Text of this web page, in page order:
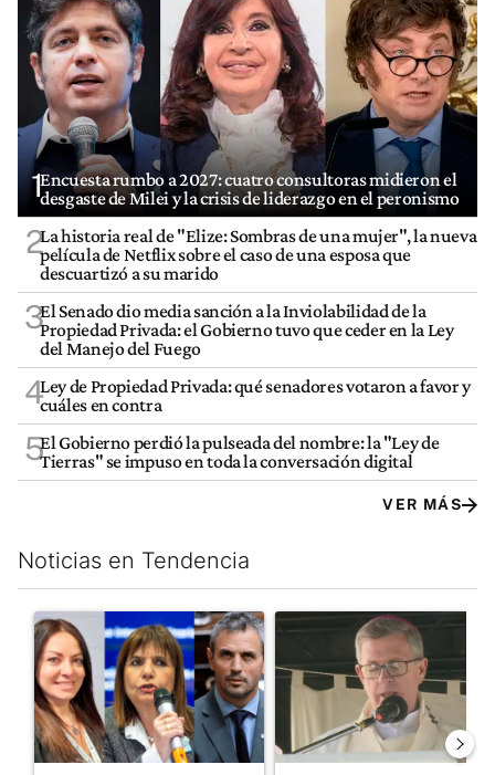
1Encuesta rumbo a 2027: cuatro consultoras midieron el
desgaste de Milei y la crisis de liderazgo en el peronismo
2La historia real de "Elize: Sombras de una mujer", la nueva
película de Netflix sobre el caso de una esposa que
descuartizó a su marido
3El Senado dio media sanción a la Inviolabilidad de la
Propiedad Privada: el Gobierno tuvo que ceder en la Ley
del Manejo del Fuego
4Ley de Propiedad Privada: qué senadores votaron a favor y
cuáles en contra
5El Gobierno perdió la pulseada del nombre: la "Ley de
Tierras" se impuso en toda la conversación digital
VER MÁS
Noticias en Tendencia
Este listado muestra los artículos con más comentarios en los
Un artículo de tendencia con el título "Por ahora, Milei mira
Un artículo de tendencia con